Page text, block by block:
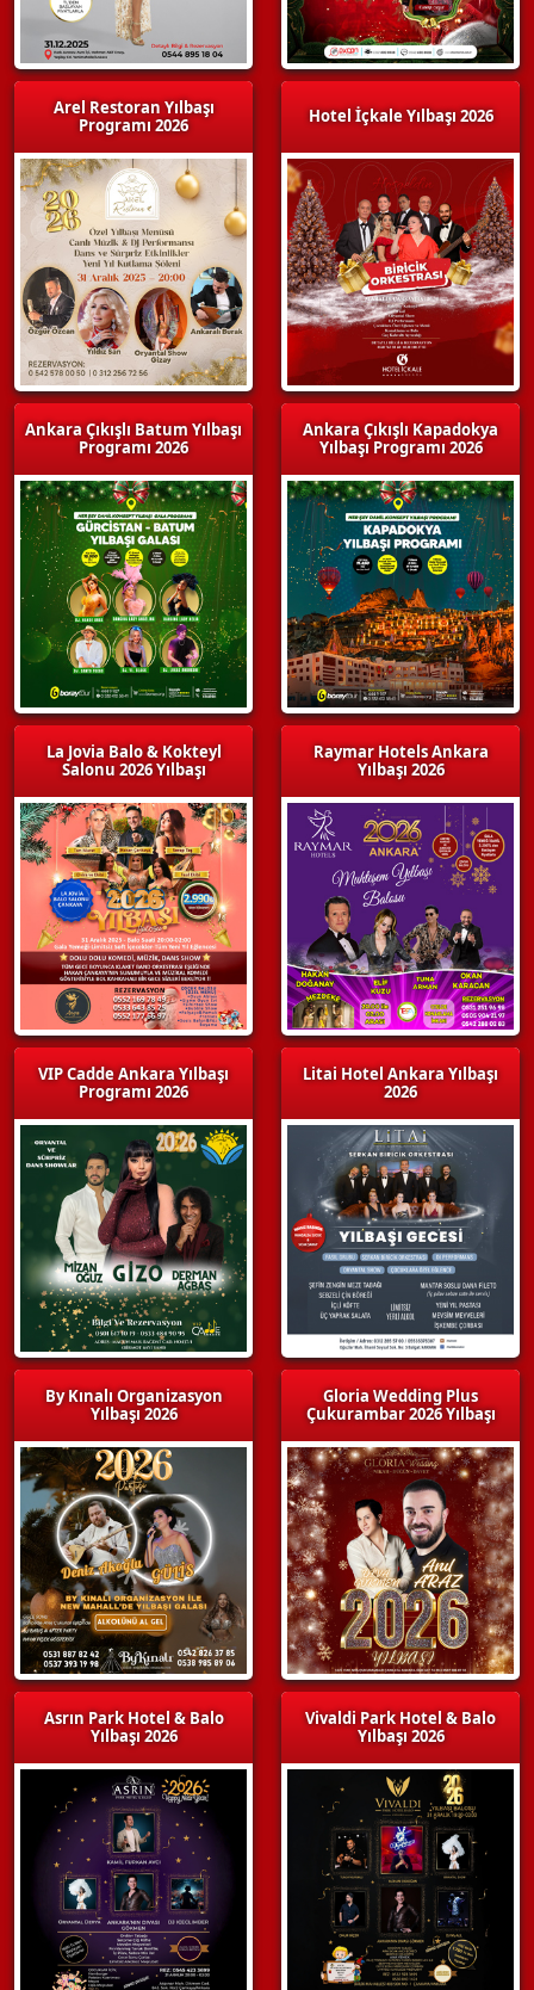
Arel Restoran Yılbaşı
Programı 2026
Ankara Çıkışlı Batum Yılbaşı
Programı 2026
La Jovia Balo & Kokteyl
Salonu 2026 Yılbaşı
VIP Cadde Ankara Yılbaşı
Programı 2026
By Kınalı Organizasyon
Yılbaşı 2026
Asrın Park Hotel & Balo
Yılbaşı 2026
Hotel İçkale Yılbaşı 2026
Ankara Çıkışlı Kapadokya
Yılbaşı Programı 2026
Raymar Hotels Ankara
Yılbaşı 2026
Litai Hotel Ankara Yılbaşı
2026
Gloria Wedding Plus
Çukurambar 2026 Yılbaşı
Vivaldi Park Hotel & Balo
Yılbaşı 2026